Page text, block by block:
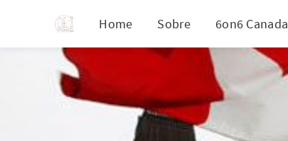
Home Sobre 6on6 Canada